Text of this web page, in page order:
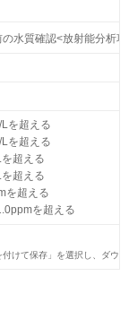
水質確認<放射能分析
を超える
を超える
超える
超える
を超える
を超える
けて保存」を選択し、ダウ
水質確認<放射能分析
を超える
を超える
超える
超える
を超える
を超える
けて保存」を選択し、ダウ